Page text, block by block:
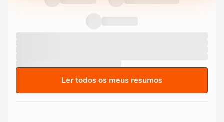
Ler todos os meus resumos